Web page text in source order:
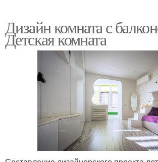
Дизайн комната с
Детская комната